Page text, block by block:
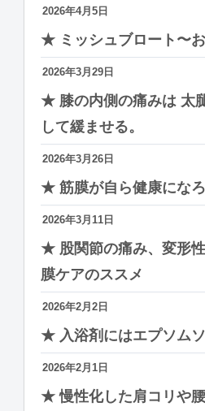
2026年4月5日
★ ミッシュブロート〜
2026年3月29日
★ 膝の内側の痛みは 太
して緩ませる。
2026年3月26日
★ 筋膜が自ら健康になろ
2026年3月11日
★ 股関節の痛み、変形
膜ケアのススメ
2026年2月2日
★ 入浴剤にはエプソム
2026年2月1日
★ 慢性化した肩コリや